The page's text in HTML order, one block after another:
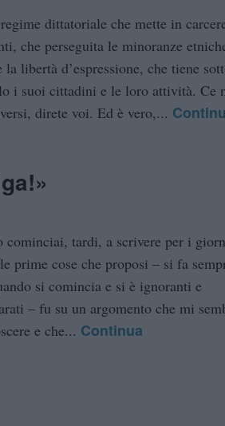
dittatoriale che mette in
che perseguita le minoranze
la libertà d’espressione, che tiene
i suoi cittadini e le loro attività. Ce
direte voi. Ed è vero,...
cominciai, tardi, a scrivere per i
prime cose che proposi – si fa
si comincia e si è ignoranti e
– fu su un argomento che mi
e che... Continua